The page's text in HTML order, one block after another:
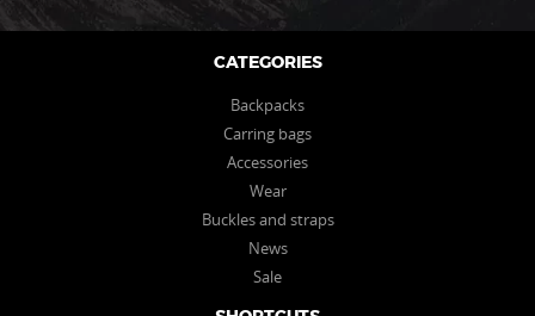
page
CATEGORIES
Backpacks
Carring bags
Accessories
Wear
Buckles and straps
News
Sale